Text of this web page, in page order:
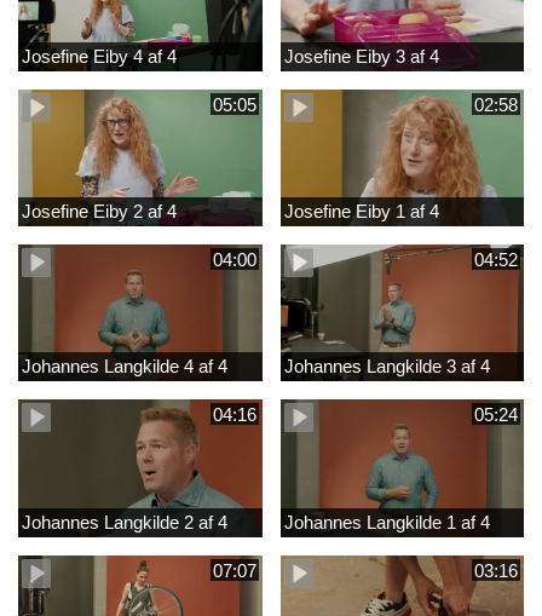
Josefine Eiby 4 af 4 Josefine Eiby 3 af 4
05:05
Josefine Eiby 2 af 4
02:58
Josefine Eiby 1 af 4
04:00
Johannes Langkilde 4 af 4
04:52
Johannes Langkilde 3 af 4
04:16
Johannes Langkilde 2 af 4
05:24
Johannes Langkilde 1 af 4
07:07 03:16